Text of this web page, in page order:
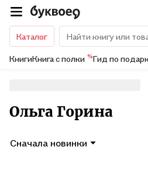
Каталог
КнигиКнига с полки %Гид по
Ольга Горина
Сначала новинки